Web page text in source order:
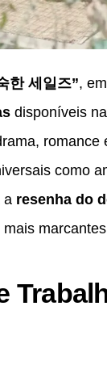
한 세일즈”,
disponíveis
romance
como
a resenha do